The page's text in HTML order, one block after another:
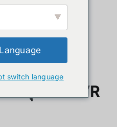
ละ
2 อุปกรณ์ VR
switch language